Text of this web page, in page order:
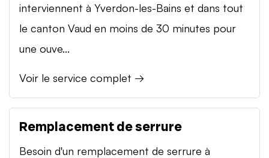
interviennent à Yverdon-les-Bains et dans tout
le canton Vaud en moins de 30 minutes pour
une ouve...
Voir le service complet →
Remplacement de serrure
Besoin d'un remplacement de serrure à